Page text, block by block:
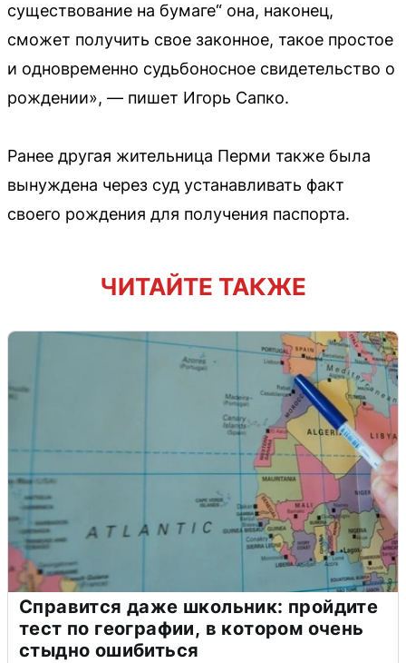
существование на бумаге“ она, наконец,
сможет получить свое законное, такое простое
и одновременно судьбоносное свидетельство о
рождении», — пишет Игорь Сапко.
Ранее другая жительница Перми также была
вынуждена через суд устанавливать факт
своего рождения для получения паспорта.
ЧИТАЙТЕ ТАКЖЕ
Справится даже школьник: пройдите
тест по географии, в котором очень
стыдно ошибиться